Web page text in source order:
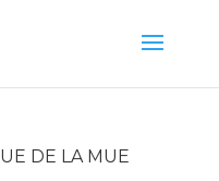
DE LA MUE